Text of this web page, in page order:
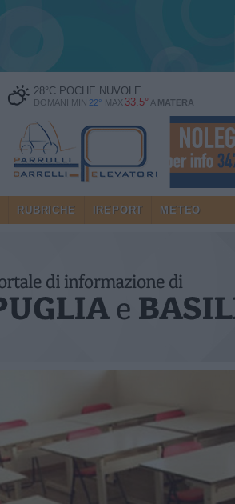
28°CPOCHE NUVOLE
DOMANI MIN 22° MAX 33.5° A MATERA
RUBRICHE IREPORT METEO